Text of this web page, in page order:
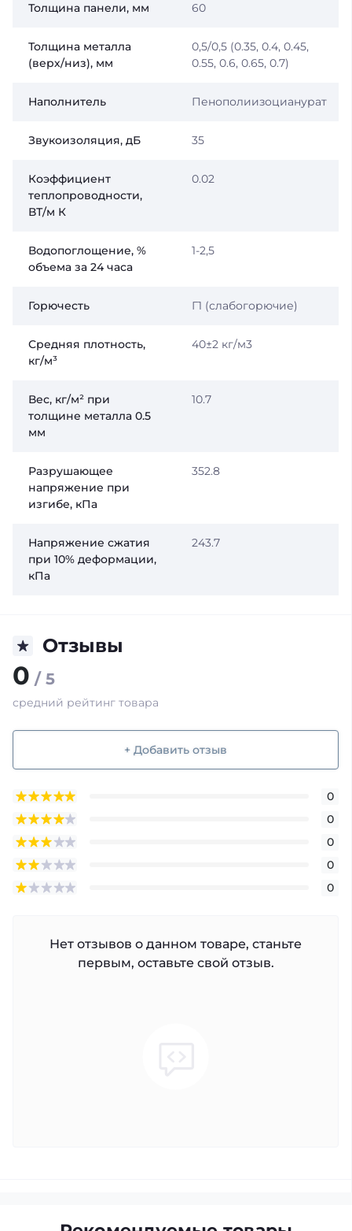
Толщина панели, мм 60
Толщина металла
(верх/низ), мм
0,5/0,5 (0.35, 0.4, 0.45,
0.55, 0.6, 0.65, 0.7)
Наполнитель Пенополиизоцианурат
Звукоизоляция, дБ 35
Коэффициент
теплопроводности,
ВТ/м К
0.02
Водопоглощение, %
объема за 24 часа
1-2,5
Горючесть Г1 (слабогорючие)
Средняя плотность,
кг/м³
40±2 кг/м3
Вес, кг/м² при
толщине металла 0.5
мм
10.7
Разрушающее
напряжение при
изгибе, кПа
352.8
Напряжение сжатия
при 10% деформации,
кПа
243.7
Отзывы
0 / 5
средний рейтинг товара
+ Добавить отзыв
0
0
0
0
0
Нет отзывов о данном товаре, станьте
первым, оставьте свой отзыв.